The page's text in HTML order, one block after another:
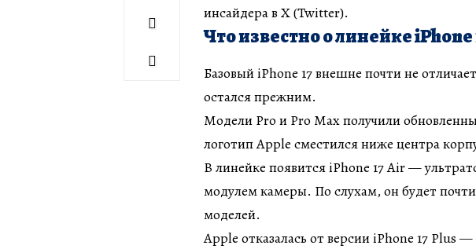
инсайдера в X (Twitter).
Что известно о линейке iPhone
Базовый iPhone 17 внешне почти не
остался прежним.
Модели Pro и Pro Max получили
логотип Apple сместился ниже центра
В линейке появится iPhone 17 Air —
модулем камеры. По слухам, он будет
моделей.
Apple отказалась от версии iPhone 17 Plus